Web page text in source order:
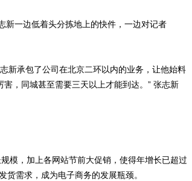
一边低着头分拣地上的快件，一边对记者
承包了公司在北京二环以内的业务，让他始料
，同城甚至需要三天以上才能到达。” 张志新
，加上各网站节前大促销，使得年增长已超过
货需求，成为电子商务的发展瓶颈。